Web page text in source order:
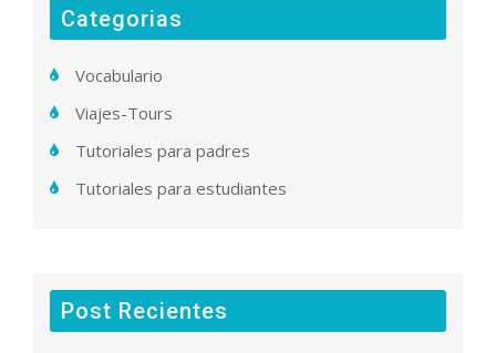
Categorias
Vocabulario
Viajes-Tours
Tutoriales para padres
Tutoriales para estudiantes
Post Recientes